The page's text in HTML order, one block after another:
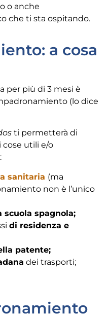
o anche
che ti sta ospitando.
a cosa
per più di 3 mesi è
(lo dice
ti permetterà di
cose utili e/o
sanitaria (ma
non è l’unico
scuola spagnola;
di residenza e
patente;
dei trasporti;